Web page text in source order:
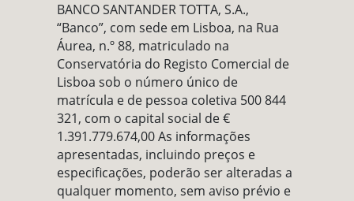
BANCO SANTANDER TOTTA, S.A.,
“Banco”, com sede em Lisboa, na Rua
Áurea, n.º 88, matriculado na
Conservatória do Registo Comercial de
Lisboa sob o número único de
matrícula e de pessoa coletiva 500 844
321, com o capital social de €
1.391.779.674,00 As informações
apresentadas, incluindo preços e
especificações, poderão ser alteradas a
qualquer momento, sem aviso prévio e